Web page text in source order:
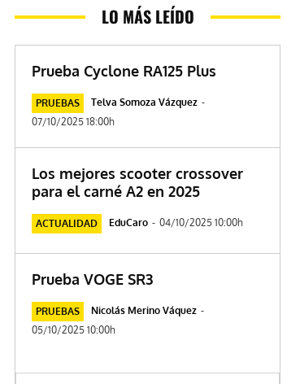
LO MÁS LEÍDO
Prueba Cyclone RA125 Plus
PRUEBAS Telva Somoza Vázquez -
07/10/2025 18:00h
Los mejores scooter crossover
para el carné A2 en 2025
ACTUALIDAD EduCaro - 04/10/2025 10:00h
Prueba VOGE SR3
PRUEBAS Nicolás Merino Váquez -
05/10/2025 10:00h